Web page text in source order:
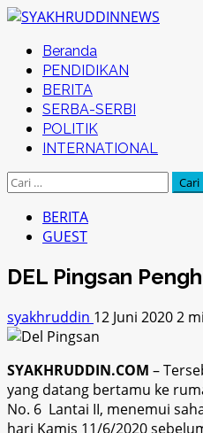
Skip
content
Primary
Menu
Beranda
PENDIDIKAN
BERITA
SERBA-SERBI
POLITIK
INTERNATIONAL
Cari
BERITA
GUEST
DEL Pingsan
syakhruddin 12 Juni 20202
SYAKHRUDDIN.COM –
yang datang bertamu ke
No. 6 Lantai II, menemui
hari Kamis 11/6/2020